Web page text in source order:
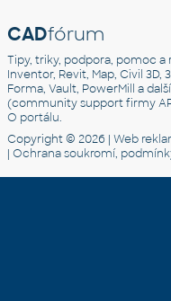
CADfórum
Tipy, triky, podpora, pomoc a
Inventor, Revit, Map, Civil 3D,
Forma, Vault, PowerMill a
(community support firmy
O portálu.
Copyright © 2026 | Web
| Ochrana soukromí,